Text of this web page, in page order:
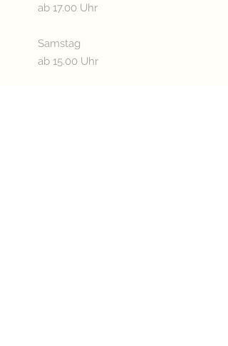
ab 17.00 Uhr
Samstag
ab 15.00 Uhr